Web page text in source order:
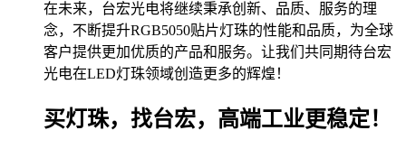
在未来，台宏光电将继续秉承创新、品质、服务的理
念，不断提升RGB5050贴片灯珠的性能和品质，为全球
客户提供更加优质的产品和服务。让我们共同期待台宏
光电在LED灯珠领域创造更多的辉煌！
买灯珠，找台宏，高端工业更稳定！